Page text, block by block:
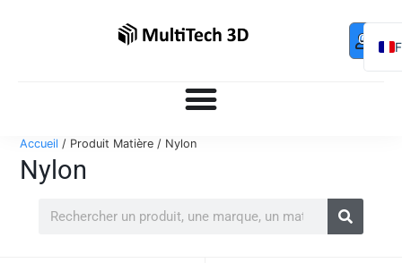
0,00 €
Accueil / Produit Matière / Nylon
Nylon